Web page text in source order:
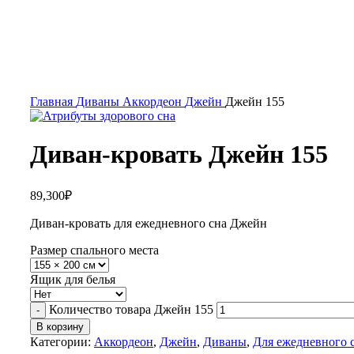
Главная Диваны Аккордеон Джейн Джейн 155
Диван-кровать Джейн 155
89,300₽
Диван-кровать для ежедневного сна Джейн
Размер спального места
Ящик для белья
Количество товара Джейн 155
В корзину
Категории: Аккордеон, Джейн, Диваны, Для ежедневного